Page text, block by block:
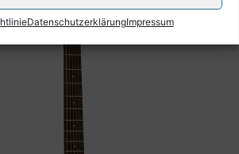
DatenschutzerklärungImpressum